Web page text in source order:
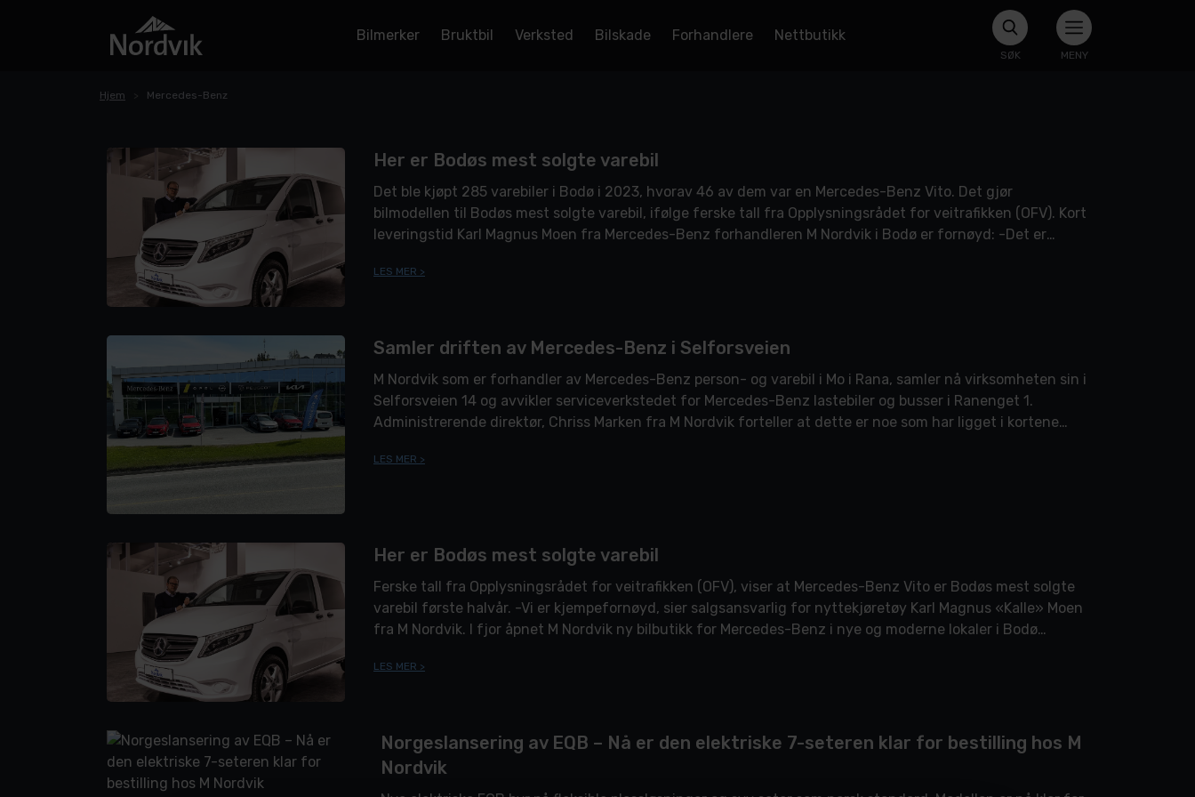
Bilmerker Bruktbil Verksted Bilskade Forhandlere Nettbutikk
SØK MENY
Hjem Mercedes-Benz
Her er Bodøs mest solgte varebil
Det ble kjøpt 285 varebiler i Bodø i 2023, hvorav 46 av dem var en Mercedes-Benz Vito. Det gjør
bilmodellen til Bodøs mest solgte varebil, ifølge ferske tall fra Opplysningsrådet for veitrafikken (OFV). Kort
leveringstid Karl Magnus Moen fra Mercedes-Benz forhandleren M Nordvik i Bodø er fornøyd: -Det er
LES MER >
Samler driften av Mercedes-Benz i Selforsveien
M Nordvik som er forhandler av Mercedes-Benz person- og varebil i Mo i Rana, samler nå virksomheten sin i
Selforsveien 14 og avvikler serviceverkstedet for Mercedes-Benz lastebiler og busser i Ranenget 1.
Administrerende direktør, Chriss Marken fra M Nordvik forteller at dette er noe som har ligget i kortene
LES MER >
Her er Bodøs mest solgte varebil
Ferske tall fra Opplysningsrådet for veitrafikken (OFV), viser at Mercedes-Benz Vito er Bodøs mest solgte
varebil første halvår. -Vi er kjempefornøyd, sier salgsansvarlig for nyttekjøretøy Karl Magnus «Kalle» Moen
fra M Nordvik. I fjor åpnet M Nordvik ny bilbutikk for Mercedes-Benz i nye og moderne lokaler i Bodø
LES MER >
Norgeslansering av EQB – Nå er den elektriske 7-seteren klar for bestilling hos M
Nordvik